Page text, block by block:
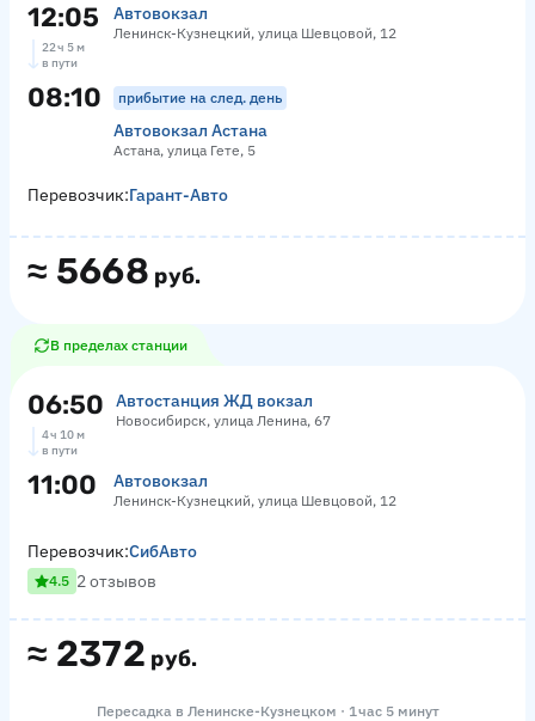
12:05 Автовокзал
Ленинск-Кузнецкий, улица Шевцовой, 12
22 ч 5 м
в пути
08:10 прибытие на след. день
Автовокзал Астана
Астана, улица Гете, 5
≈ 5668 руб.
Перевозчик:Гарант-Авто
В пределах станции
06:50 Автостанция ЖД вокзал
Новосибирск, улица Ленина, 67
4 ч 10 м
в пути
11:00 Автовокзал
Ленинск-Кузнецкий, улица Шевцовой, 12
≈ 2372 руб.
Перевозчик:СибАвто
4.5 2 отзывов
Пересадка в Ленинске-Кузнецком · 1 час 5 минут